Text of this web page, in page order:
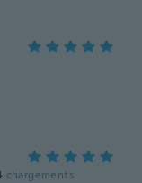
chargements